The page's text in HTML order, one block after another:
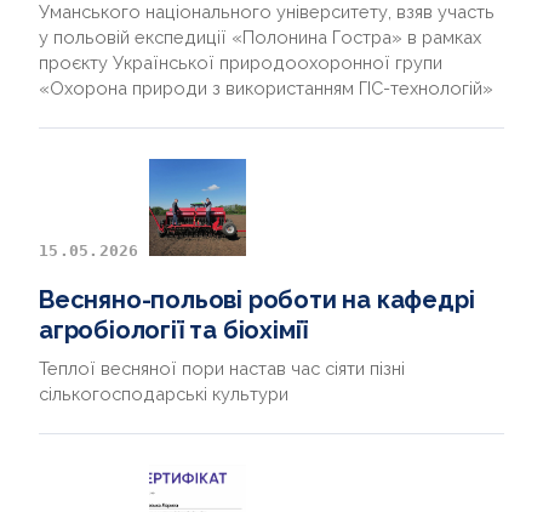
Уманського національного університету, взяв участь
у польовій експедиції «Полонина Гостра» в рамках
проєкту Української природоохоронної групи
«Охорона природи з використанням ГІС-технологій»
15.05.2026
Весняно-польові роботи на кафедрі
агробіології та біохімії
Теплої весняної пори настав час сіяти пізні
сількогосподарські культури